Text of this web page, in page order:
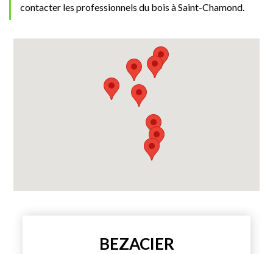
contacter les professionnels du bois à Saint-Chamond.
BEZACIER